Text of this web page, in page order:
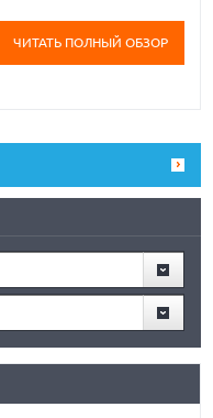
ЧИТАТЬ ПОЛНЫЙ ОБЗОР